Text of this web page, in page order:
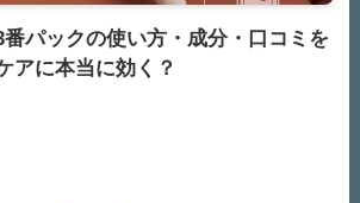
パックの使い方・成分・口コミを
アに本当に効く？